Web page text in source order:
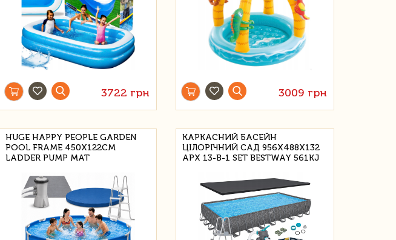
3722 грн 3009 грн
HUGE HAPPY PEOPLE GARDEN
POOL FRAME 450X122CM
LADDER PUMP MAT
КАРКАСНИЙ БАСЕЙН
ЦІЛОРІЧНИЙ САД 956X488X132
APX 13-В-1 SET BESTWAY 561KJ